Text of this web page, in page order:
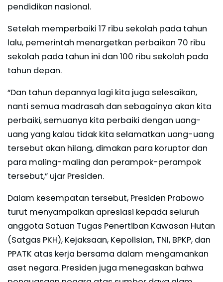
pendidikan nasional.
Setelah memperbaiki 17 ribu sekolah pada tahun
lalu, pemerintah menargetkan perbaikan 70 ribu
sekolah pada tahun ini dan 100 ribu sekolah pada
tahun depan.
“Dan tahun depannya lagi kita juga selesaikan,
nanti semua madrasah dan sebagainya akan kita
perbaiki, semuanya kita perbaiki dengan uang-
uang yang kalau tidak kita selamatkan uang-uang
tersebut akan hilang, dimakan para koruptor dan
para maling-maling dan perampok-perampok
tersebut,” ujar Presiden.
Dalam kesempatan tersebut, Presiden Prabowo
turut menyampaikan apresiasi kepada seluruh
anggota Satuan Tugas Penertiban Kawasan Hutan
(Satgas PKH), Kejaksaan, Kepolisian, TNI, BPKP, dan
PPATK atas kerja bersama dalam mengamankan
aset negara. Presiden juga menegaskan bahwa